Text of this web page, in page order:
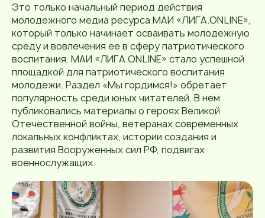
Это только начальный период действия
молодежного медиа ресурса МАИ «ЛИГА.ONLINE»,
который только начинает осваивать молодежную
среду и вовлечения ее в сферу патриотического
воспитания. МАИ «ЛИГА.ONLINE» стало успешной
площадкой для патриотического воспитания
молодежи. Раздел «Мы гордимся!» обретает
популярность среди юных читателей. В нем
публиковались материалы о героях Великой
Отечественной войны, ветеранах современных
локальных конфликтах, истории создания и
развития Вооруженных сил РФ, подвигах
военнослужащих.